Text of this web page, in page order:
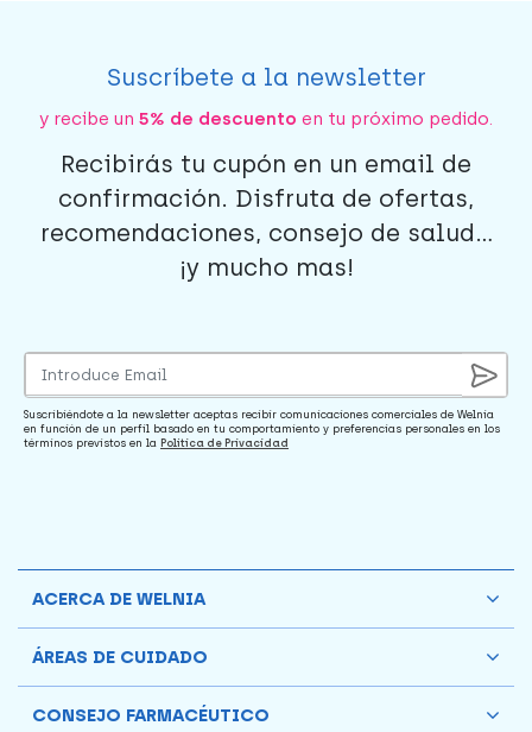
Suscríbete a la newsletter
y recibe un 5% de descuento en tu próximo pedido.
Recibirás tu cupón en un email de
confirmación. Disfruta de ofertas,
recomendaciones, consejo de salud...
¡y mucho mas!
Suscribiéndote a la newsletter aceptas recibir comunicaciones comerciales de Welnia
en función de un perfil basado en tu comportamiento y preferencias personales en los
términos previstos en la Política de Privacidad
ACERCA DE WELNIA
ÁREAS DE CUIDADO
CONSEJO FARMACÉUTICO